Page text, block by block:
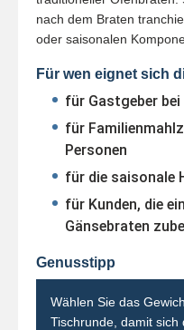
nach dem Braten
oder saisonalen
Für wen eignet sich
für Gastgeber
für
Personen
für die saisonale
für Kunden, die
Gänsebraten
Genusstipp
Wählen Sie das
Tischrunde, damit sich